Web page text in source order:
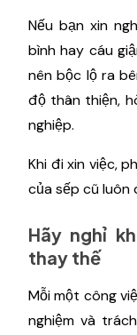
Nếu bạn xin
bình hay cáu
nên bộc lộ ra
độ thân thiện,
nghiệp.
Khi đi xin việc,
của sếp cũ luôn
Hãy nghỉ
thay thế
Mỗi một công
nghiệm và